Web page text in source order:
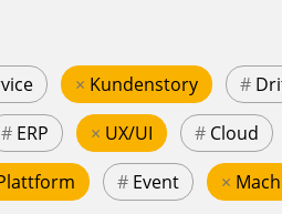
× Kundenstory #
# ERP × UX/UI # Cloud
# Event ×